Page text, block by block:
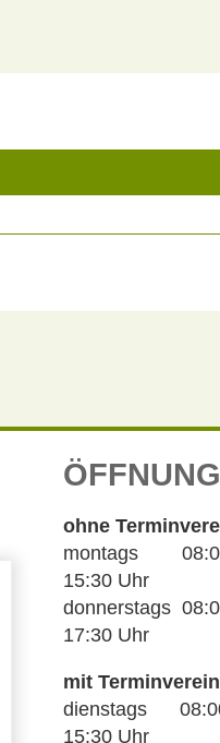
ohne
montags 08:00
15:30 Uhr
donnerstags
17:30 Uhr
mit
dienstags
15:30 Uhr